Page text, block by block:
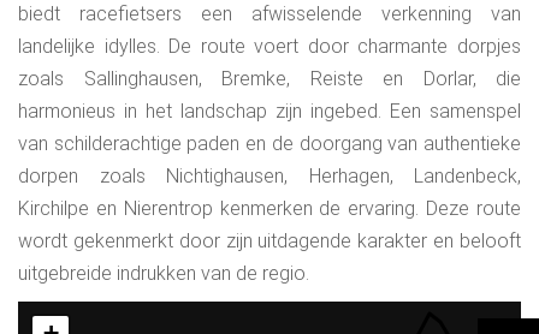
biedt racefietsers een afwisselende verkenning van
landelijke idylles. De route voert door charmante dorpjes
zoals Sallinghausen, Bremke, Reiste en Dorlar, die
harmonieus in het landschap zijn ingebed. Een samenspel
van schilderachtige paden en de doorgang van authentieke
dorpen zoals Nichtighausen, Herhagen, Landenbeck,
Kirchilpe en Nierentrop kenmerken de ervaring. Deze route
wordt gekenmerkt door zijn uitdagende karakter en belooft
uitgebreide indrukken van de regio.